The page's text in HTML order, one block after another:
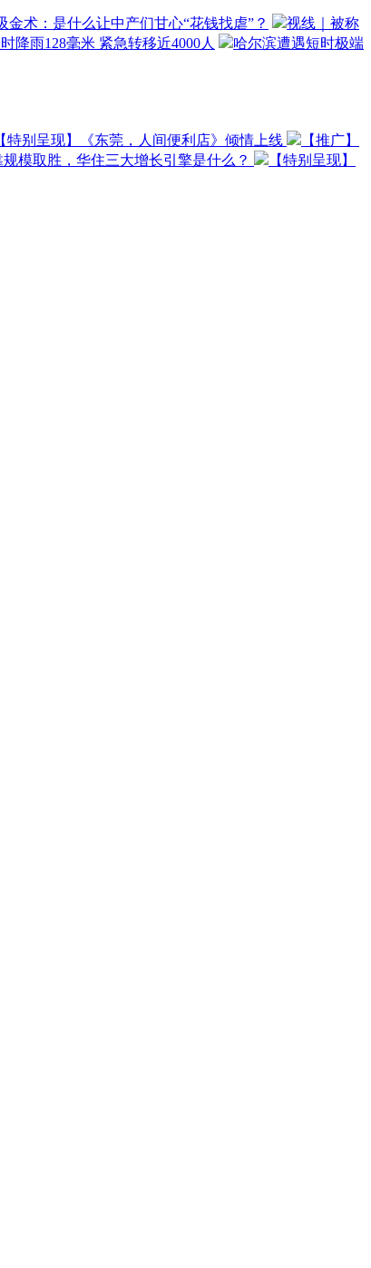
金术：是什么让中产们甘心“花钱找虐”？
视线｜被称
降雨128毫米 紧急转移近4000人
哈尔滨遭遇短时极端
【特别呈现】《东莞，人间便利店》倾情上线
【推广】
模取胜，华住三大增长引擎是什么？
【特别呈现】